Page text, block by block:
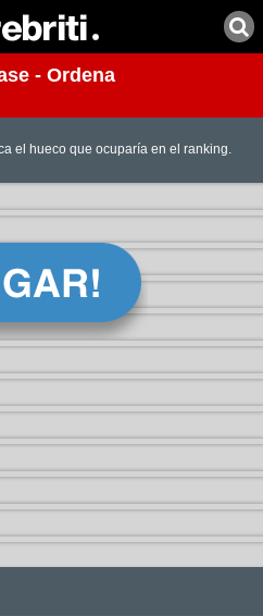
- Ordena
el hueco que ocuparía en el ranking.